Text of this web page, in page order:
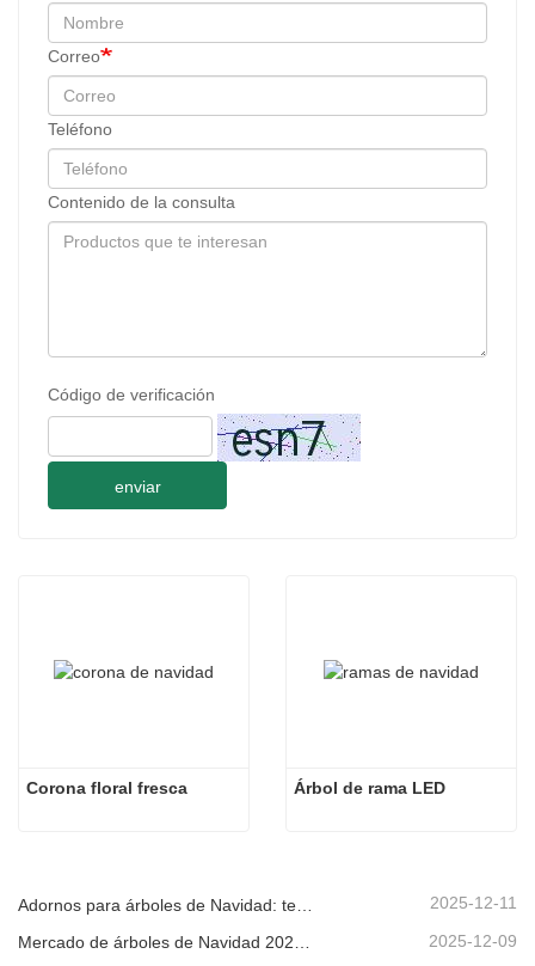
Correo
Teléfono
Contenido de la consulta
Código de verificación
enviar
Corona floral fresca Árbol de rama LED
2025-12-11
2025-12-09